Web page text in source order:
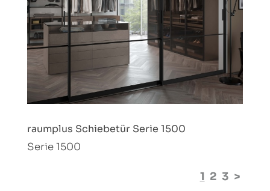
raumplus Schiebetür Serie 1500
Serie 1500
1 2 3 >